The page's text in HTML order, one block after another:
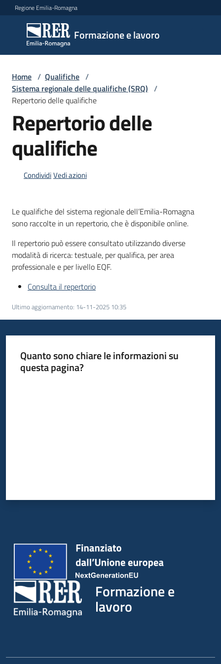
Vai al contenuto
Vai alla navigazione
Vai al footer
Regione Emilia-Romagna
Formazione e lavoro
Formazione
e lavoro
Argomenti
Novità
Leggi
Atti
Bandi
Piani
Programmi
Progetti
Fondo
sociale
Home / Qualifiche /
Sistema regionale delle qualifiche (SRQ) /
Repertorio delle qualifiche
Repertorio delle
qualifiche
CondividiVedi azioni
Le qualifiche del sistema regionale dell’Emilia-Romagna
sono raccolte in un repertorio, che è disponibile online.
Il repertorio può essere consultato utilizzando diverse
modalità di ricerca: testuale, per qualifica, per area
professionale e per livello EQF.
Consulta il repertorio
Ultimo aggiornamento: 14-11-2025 10:35
Quanto sono chiare le informazioni su
questa pagina?
Formazione e
lavoro